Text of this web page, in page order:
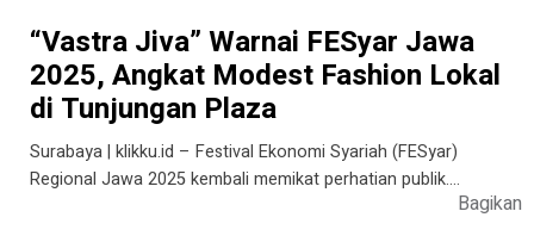
“Vastra Jiva” Warnai FESyar Jawa
2025, Angkat Modest Fashion Lokal
di Tunjungan Plaza
Surabaya | klikku.id – Festival Ekonomi Syariah (FESyar)
Regional Jawa 2025 kembali memikat perhatian publik….
Bagikan